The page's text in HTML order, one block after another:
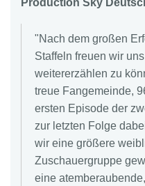
"Nach dem großen
Staffeln freuen wir
weitererzählen zu
treue Fangemeinde,
ersten Episode der
zur letzten Folge
wir eine größere
Zuschauergruppe
eine